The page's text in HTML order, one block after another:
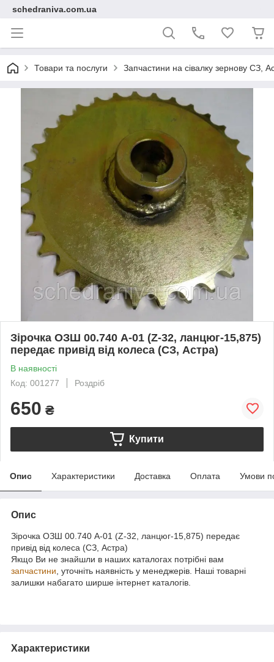
schedraniva.com.ua
Товари та послуги Запчастини на сівалку зернову СЗ,
Зірочка ОЗШ 00.740 А-01 (Z-32, ланцюг-15,875)
передає привід від колеса (СЗ, Астра)
В наявності
Код: 001277
Роздріб
650 ₴
Купити
Опис Характеристики Доставка Оплата Умови
Опис
Зірочка ОЗШ 00.740 А-01 (Z-32, ланцюг-15,875) передає
привід від колеса (СЗ, Астра)
Якщо Ви не знайшли в наших каталогах потрібні вам
запчастини , уточніть наявність у менеджерів. Наші товарні
залишки набагато ширше інтернет каталогів.
Характеристики